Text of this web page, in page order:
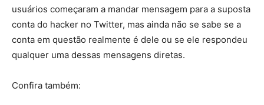
usuários começaram a mandar mensagem para a suposta
conta do hacker no Twitter, mas ainda não se sabe se a
conta em questão realmente é dele ou se ele respondeu
qualquer uma dessas mensagens diretas.
Confira também: